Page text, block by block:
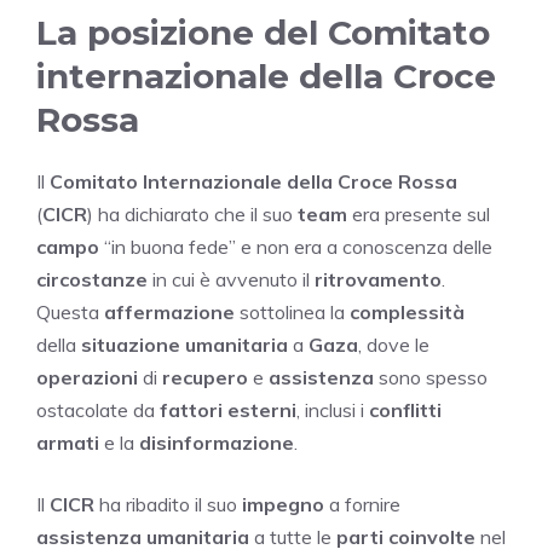
La posizione del Comitato
internazionale della Croce
Rossa
Il Comitato Internazionale della Croce Rossa
(CICR) ha dichiarato che il suo team era presente sul
campo “in buona fede” e non era a conoscenza delle
circostanze in cui è avvenuto il ritrovamento
Questa affermazione sottolinea la complessità
della situazione umanitaria a Gaza , dove le
operazioni di recupero e assistenza sono spesso
ostacolate da fattori esterni , inclusi i conflitti
armati e la disinformazione
Il CICR ha ribadito il suo impegno a fornire
assistenza umanitaria a tutte le parti coinvolte nel